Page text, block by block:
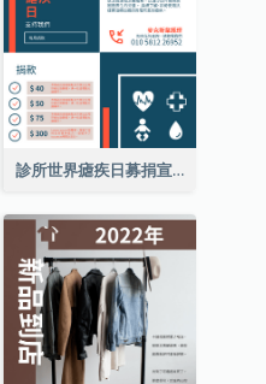
診所世界瘧疾日募捐宣傳單張